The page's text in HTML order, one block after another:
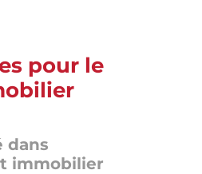
pour le
dans
immobilier